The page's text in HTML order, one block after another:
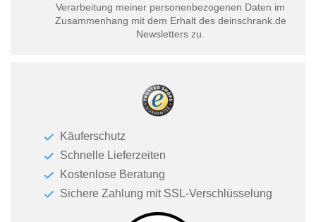
Verarbeitung meiner personenbezogenen Daten im
Zusammenhang mit dem Erhalt des deinschrank.de
Newsletters zu.
Käuferschutz
Schnelle Lieferzeiten
Kostenlose Beratung
Sichere Zahlung mit SSL-Verschlüsselung